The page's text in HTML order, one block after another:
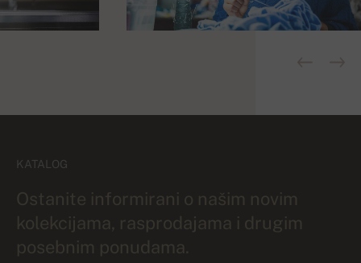
KATALOG
Ostanite informirani o našim novim
kolekcijama, rasprodajama i drugim
posebnim ponudama.